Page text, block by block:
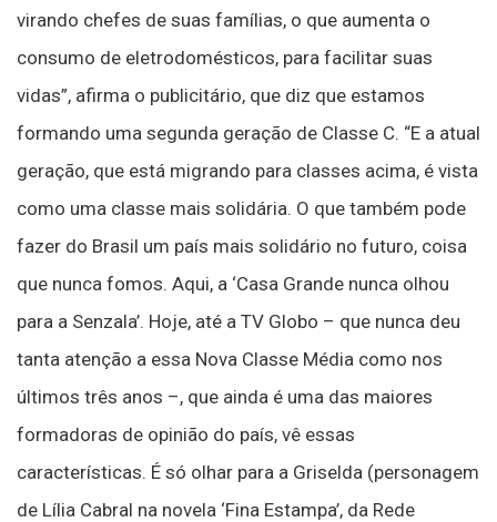
virando chefes de suas famílias, o que aumenta o
consumo de eletrodomésticos, para facilitar suas
vidas”, afirma o publicitário, que diz que estamos
formando uma segunda geração de Classe C. “E a atual
geração, que está migrando para classes acima, é vista
como uma classe mais solidária. O que também pode
fazer do Brasil um país mais solidário no futuro, coisa
que nunca fomos. Aqui, a ‘Casa Grande nunca olhou
para a Senzala’. Hoje, até a TV Globo – que nunca deu
tanta atenção a essa Nova Classe Média como nos
últimos três anos –, que ainda é uma das maiores
formadoras de opinião do país, vê essas
características. É só olhar para a Griselda (personagem
de Lília Cabral na novela ‘Fina Estampa’, da Rede